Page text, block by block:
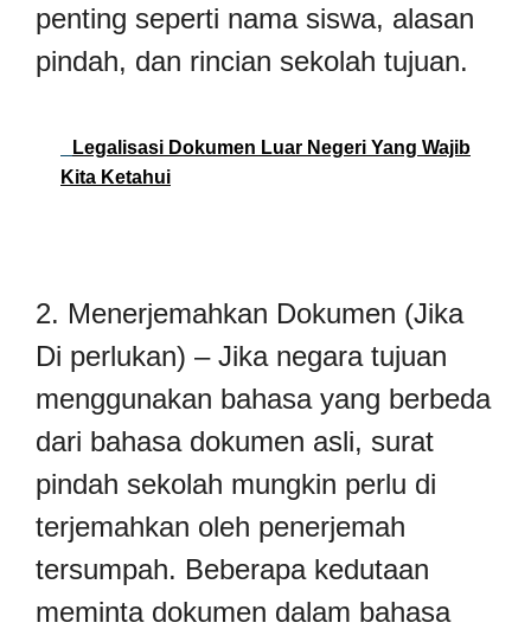
penting seperti nama siswa, alasan
pindah, dan rincian sekolah tujuan.
Legalisasi Dokumen Luar Negeri Yang Wajib
Kita Ketahui
2. Menerjemahkan Dokumen (Jika
Di perlukan) – Jika negara tujuan
menggunakan bahasa yang berbeda
dari bahasa dokumen asli, surat
pindah sekolah mungkin perlu di
terjemahkan oleh penerjemah
tersumpah. Beberapa kedutaan
meminta dokumen dalam bahasa